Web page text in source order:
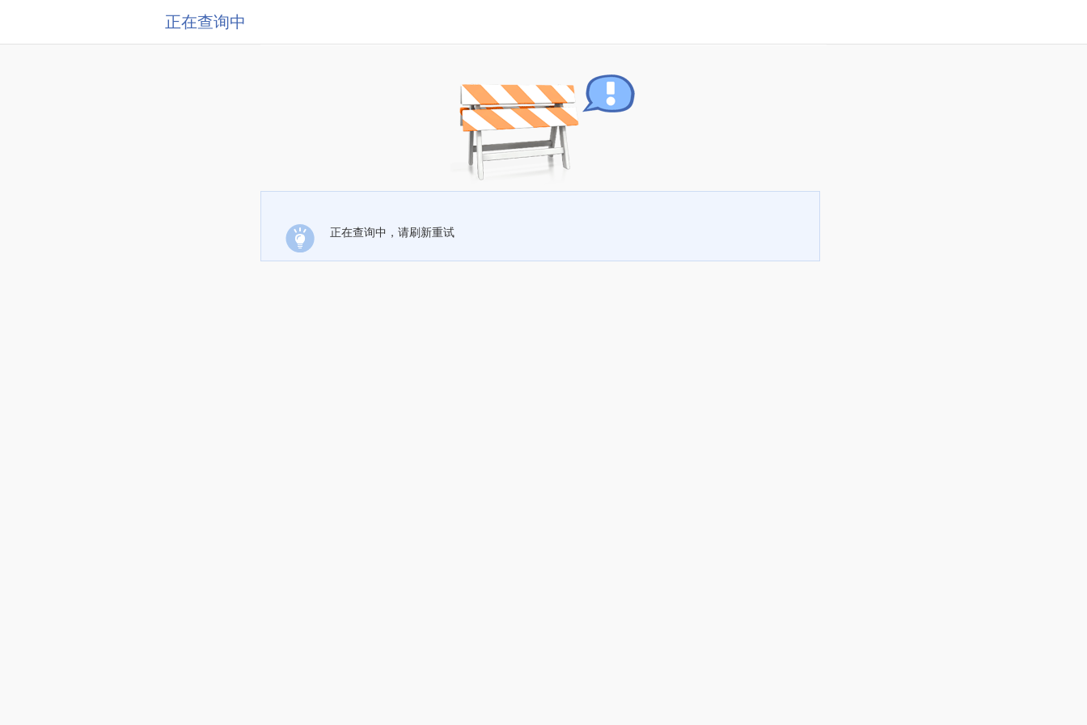
正在查询中
正在查询中，请刷新重试